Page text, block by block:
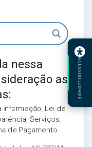
nessa
as
informação, Lei de
Serviços,
de Pagamento.
ACESSIBILIDADE